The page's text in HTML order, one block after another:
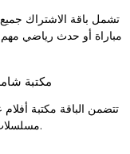
تشمل باقة الاشتراك
مباراة أو حدث رياضي
9. مكتبة
تتضمن الباقة مكتبة
مسلسلات متنوعة من جميع أنحاء العالم.